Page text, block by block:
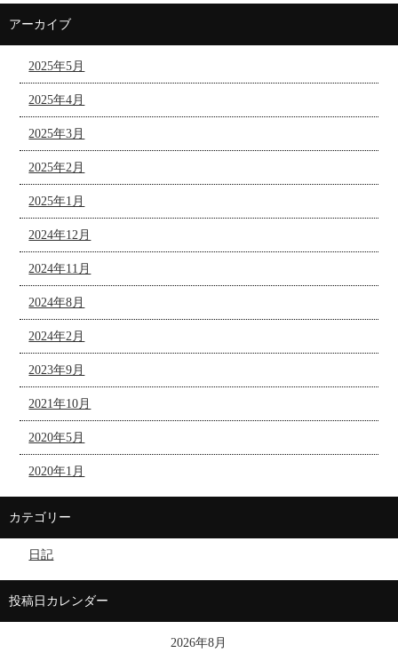
アーカイブ
2025年5月
2025年4月
2025年3月
2025年2月
2025年1月
2024年12月
2024年11月
2024年8月
2024年2月
2023年9月
2021年10月
2020年5月
2020年1月
カテゴリー
日記
投稿日カレンダー
2026年8月